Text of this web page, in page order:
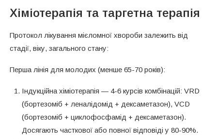
Хіміотерапія та таргетна терапія
Протокол лікування мієломної хвороби залежить від
стадії, віку, загального стану:
Перша лінія для молодих (менше 65-70 років):
Індукційна хіміотерапія — 4-6 курсів комбінацій: VRD
(бортезоміб + леналідомід + дексаметазон), VCD
(бортезоміб + циклофосфамід + дексаметазон).
Досягають часткової або повної відповіді у 80-90%.